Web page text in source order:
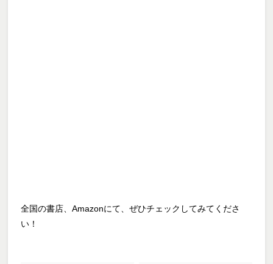
全国の書店、Amazonにて、ぜひチェックしてみてくださ
い！